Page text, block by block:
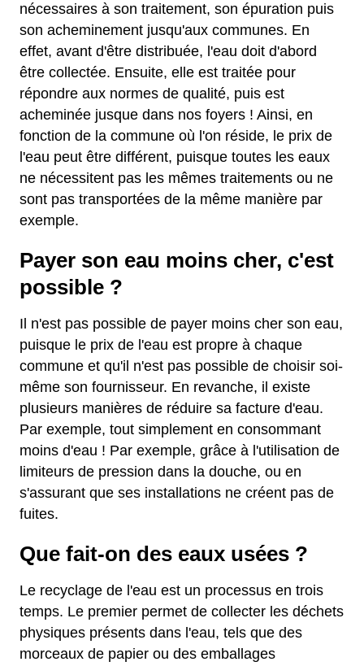
nécessaires à son traitement, son épuration puis
son acheminement jusqu'aux communes. En
effet, avant d'être distribuée, l'eau doit d'abord
être collectée. Ensuite, elle est traitée pour
répondre aux normes de qualité, puis est
acheminée jusque dans nos foyers ! Ainsi, en
fonction de la commune où l'on réside, le prix de
l'eau peut être différent, puisque toutes les eaux
ne nécessitent pas les mêmes traitements ou ne
sont pas transportées de la même manière par
exemple.
Payer son eau moins cher, c'est
possible ?
Il n'est pas possible de payer moins cher son eau,
puisque le prix de l'eau est propre à chaque
commune et qu'il n'est pas possible de choisir soi-
même son fournisseur. En revanche, il existe
plusieurs manières de réduire sa facture d'eau.
Par exemple, tout simplement en consommant
moins d'eau ! Par exemple, grâce à l'utilisation de
limiteurs de pression dans la douche, ou en
s'assurant que ses installations ne créent pas de
fuites.
Que fait-on des eaux usées ?
Le recyclage de l'eau est un processus en trois
temps. Le premier permet de collecter les déchets
physiques présents dans l'eau, tels que des
morceaux de papier ou des emballages